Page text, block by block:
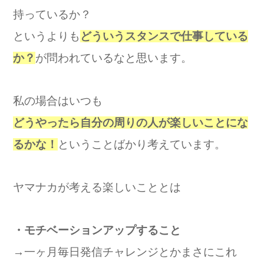
持っているか？
というよりも どういうスタンスで仕事している
か？ が問われているなと思います。
私の場合はいつも
どうやったら自分の周りの人が楽しいことにな
るかな！ ということばかり考えています。
ヤマナカが考える楽しいこととは
・モチベーションアップすること
→一ヶ月毎日発信チャレンジとかまさにこれ